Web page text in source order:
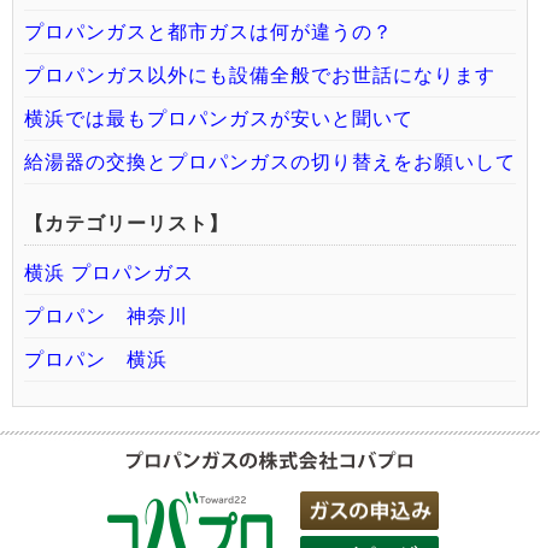
プロパンガスと都市ガスは何が違うの？
プロパンガス以外にも設備全般でお世話になります
横浜では最もプロパンガスが安いと聞いて
給湯器の交換とプロパンガスの切り替えをお願いして
【カテゴリーリスト】
横浜 プロパンガス
プロパン 神奈川
プロパン 横浜